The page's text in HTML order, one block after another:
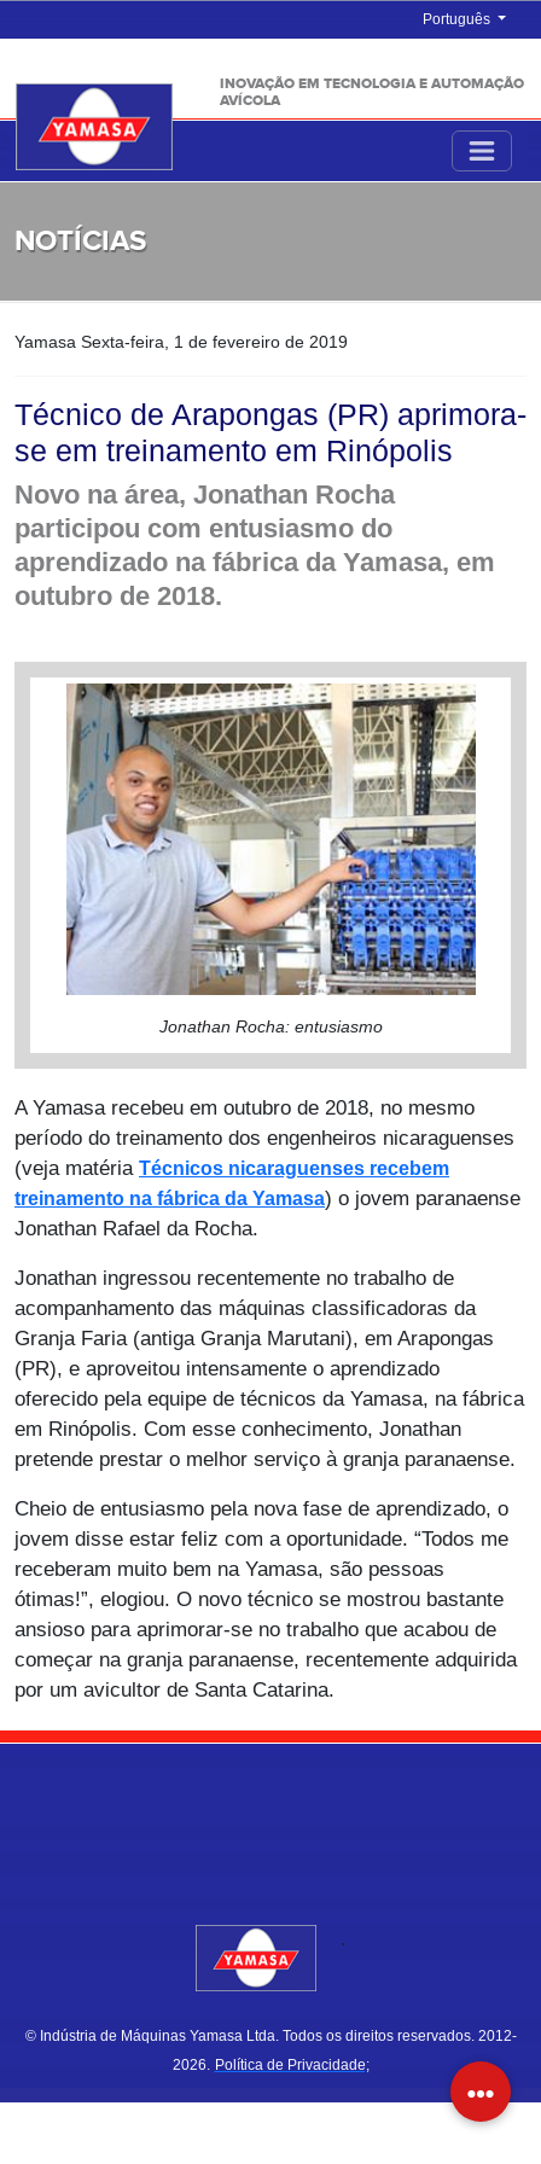
Português
INOVAÇÃO EM TECNOLOGIA E AUTOMAÇÃO
AVÍCOLA
NOTÍCIAS
Yamasa Sexta-feira, 1 de fevereiro de 2019
Técnico de Arapongas (PR) aprimora-
se em treinamento em Rinópolis
Novo na área, Jonathan Rocha
participou com entusiasmo do
aprendizado na fábrica da Yamasa, em
outubro de 2018.
Jonathan Rocha: entusiasmo
A Yamasa recebeu em outubro de 2018, no mesmo
período do treinamento dos engenheiros nicaraguenses
(veja matéria Técnicos nicaraguenses recebem
treinamento na fábrica da Yamasa) o jovem paranaense
Jonathan Rafael da Rocha.
Jonathan ingressou recentemente no trabalho de
acompanhamento das máquinas classificadoras da
Granja Faria (antiga Granja Marutani), em Arapongas
(PR), e aproveitou intensamente o aprendizado
oferecido pela equipe de técnicos da Yamasa, na fábrica
em Rinópolis. Com esse conhecimento, Jonathan
pretende prestar o melhor serviço à granja paranaense.
Cheio de entusiasmo pela nova fase de aprendizado, o
jovem disse estar feliz com a oportunidade. “Todos me
receberam muito bem na Yamasa, são pessoas
ótimas!”, elogiou. O novo técnico se mostrou bastante
ansioso para aprimorar-se no trabalho que acabou de
começar na granja paranaense, recentemente adquirida
por um avicultor de Santa Catarina.
.
© Indústria de Máquinas Yamasa Ltda. Todos os direitos reservados. 2012-
2026. Política de Privacidade;